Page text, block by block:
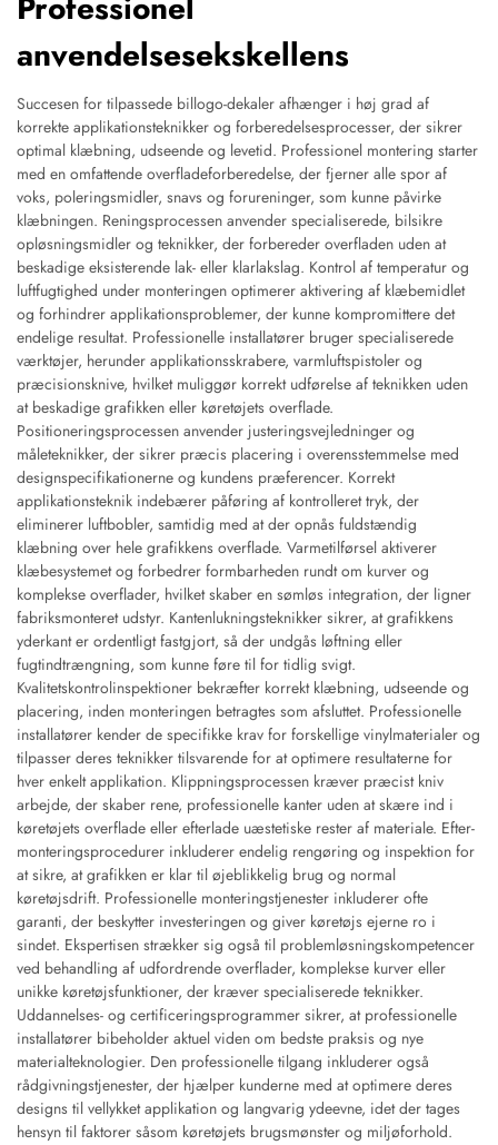
anvendelsesekskellens
Succesen for tilpassede billogo-dekaler afhænger i høj grad af
korrekte applikationsteknikker og forberedelsesprocesser, der sikrer
optimal klæbning, udseende og levetid. Professionel montering starter
med en omfattende overfladeforberedelse, der fjerner alle spor af
voks, poleringsmidler, snavs og forureninger, som kunne påvirke
klæbningen. Reningsprocessen anvender specialiserede, bilsikre
opløsningsmidler og teknikker, der forbereder overfladen uden at
beskadige eksisterende lak- eller klarlakslag. Kontrol af temperatur og
luftfugtighed under monteringen optimerer aktivering af klæbemidlet
og forhindrer applikationsproblemer, der kunne kompromittere det
endelige resultat. Professionelle installatører bruger specialiserede
værktøjer, herunder applikationsskrabere, varmluftspistoler og
præcisionsknive, hvilket muliggør korrekt udførelse af teknikken uden
at beskadige grafikken eller køretøjets overflade.
Positioneringsprocessen anvender justeringsvejledninger og
måleteknikker, der sikrer præcis placering i overensstemmelse med
designspecifikationerne og kundens præferencer. Korrekt
applikationsteknik indebærer påføring af kontrolleret tryk, der
eliminerer luftbobler, samtidig med at der opnås fuldstændig
klæbning over hele grafikkens overflade. Varmetilførsel aktiverer
klæbesystemet og forbedrer formbarheden rundt om kurver og
komplekse overflader, hvilket skaber en sømløs integration, der ligner
fabriksmonteret udstyr. Kantenlukningsteknikker sikrer, at grafikkens
yderkant er ordentligt fastgjort, så der undgås løftning eller
fugtindtrængning, som kunne føre til for tidlig svigt.
Kvalitetskontrolinspektioner bekræfter korrekt klæbning, udseende og
placering, inden monteringen betragtes som afsluttet. Professionelle
installatører kender de specifikke krav for forskellige vinylmaterialer og
tilpasser deres teknikker tilsvarende for at optimere resultaterne for
hver enkelt applikation. Klippningsprocessen kræver præcist kniv
arbejde, der skaber rene, professionelle kanter uden at skære ind i
køretøjets overflade eller efterlade uæstetiske rester af materiale. Efter-
monteringsprocedurer inkluderer endelig rengøring og inspektion for
at sikre, at grafikken er klar til øjeblikkelig brug og normal
køretøjsdrift. Professionelle monteringstjenester inkluderer ofte
garanti, der beskytter investeringen og giver køretøjs ejerne ro i
sindet. Ekspertisen strækker sig også til problemløsningskompetencer
ved behandling af udfordrende overflader, komplekse kurver eller
unikke køretøjsfunktioner, der kræver specialiserede teknikker.
Uddannelses- og certificeringsprogrammer sikrer, at professionelle
installatører bibeholder aktuel viden om bedste praksis og nye
materialteknologier. Den professionelle tilgang inkluderer også
rådgivningstjenester, der hjælper kunderne med at optimere deres
designs til vellykket applikation og langvarig ydeevne, idet der tages
hensyn til faktorer såsom køretøjets brugsmønster og miljøforhold.